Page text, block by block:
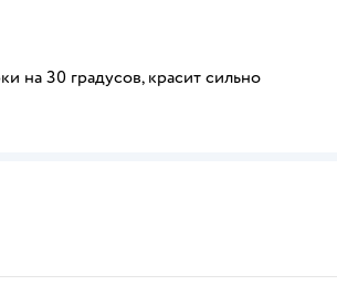
на 30 градусов, красит сильно